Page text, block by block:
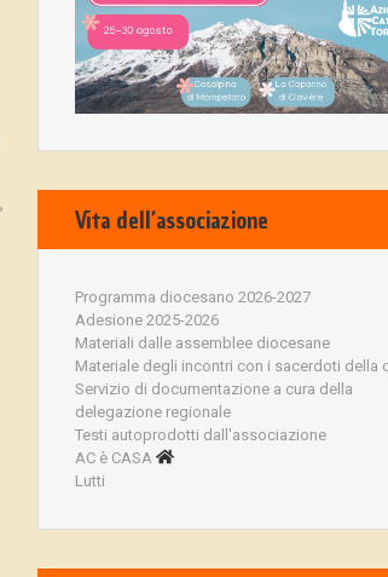
Vita dell’associazione
Programma diocesano 2026-2027
Adesione 2025-2026
Materiali dalle assemblee diocesane
Materiale degli incontri con i sacerdoti della
Servizio di documentazione a cura della
delegazione regionale
Testi autoprodotti dall'associazione
AC è CASA
Lutti